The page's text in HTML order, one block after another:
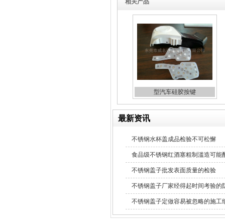
相关产品
型汽车硅胶按键
最新资讯
不锈钢水杯盖成品检验不可松懈
食品级不锈钢红酒塞粗制滥造可能
不锈钢盖子批发表面质量的检验
不锈钢盖子厂家经得起时间考验的
不锈钢盖子定做容易被忽略的施工